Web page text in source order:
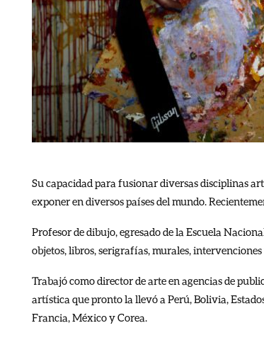
Su capacidad para fusionar diversas disciplinas
exponer en diversos países del mundo.
Profesor de dibujo, egresado de la Escuela
objetos, libros, serigrafías, murales,
Trabajó como director de arte en agencias de
artística que pronto la llevó a Perú, Bolivia,
Francia, México y Corea.